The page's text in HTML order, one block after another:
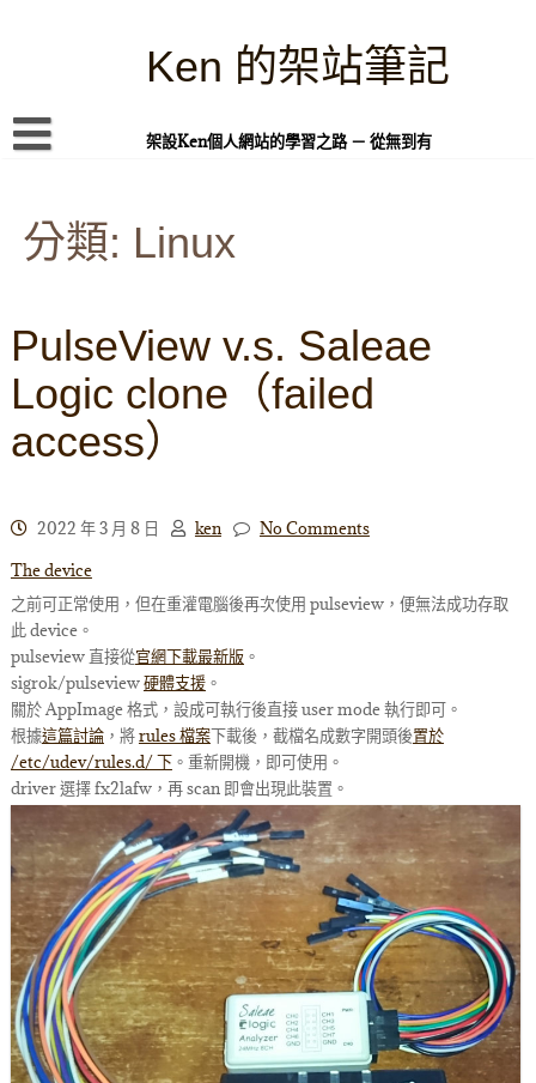
Ken 的架站筆記
架設Ken個人網站的學習之路 － 從無到有
本站簡介
PHP 語言
頁面練習
分類: Linux
PulseView v.s. Saleae
Logic clone（failed
access）
2022 年 3 月 8 日 ken
No Comments
The device
之前可正常使用，但在重灌電腦後再次使用 pulseview，便無法成功存取
此 device。
pulseview 直接從官網下載最新版。
sigrok/pulseview硬體支援。
關於 AppImage 格式，設成可執行後直接 user mode 執行即可。
根據這篇討論，將rules 檔案下載後，截檔名成數字開頭後置於
/etc/udev/rules.d/ 下。重新開機，即可使用。
driver 選擇 fx2lafw，再 scan 即會出現此裝置。